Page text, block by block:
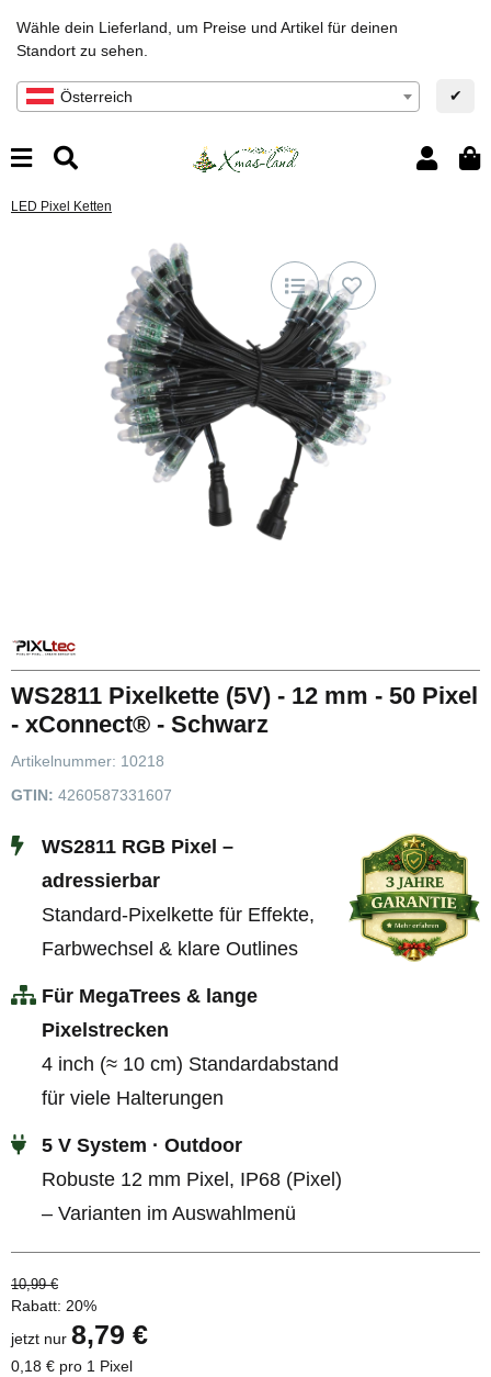
Wähle dein Lieferland, um Preise und Artikel für deinen
Standort zu sehen.
Österreich ✔
LED Pixel Ketten
WS2811 Pixelkette (5V) - 12 mm - 50 Pixel
- xConnect® - Schwarz
Artikelnummer: 10218
GTIN: 4260587331607
WS2811 RGB Pixel –
adressierbar
Standard-Pixelkette für Effekte,
Farbwechsel & klare Outlines
Für MegaTrees & lange
Pixelstrecken
4 inch (≈ 10 cm) Standardabstand
für viele Halterungen
5 V System · Outdoor
Robuste 12 mm Pixel, IP68 (Pixel)
– Varianten im Auswahlmenü
10,99 €
Rabatt: 20%
jetzt nur 8,79 €
0,18 € pro 1 Pixel